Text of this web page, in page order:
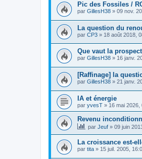
Pic des Fossiles /
par GillesH38 » 09 nov.
La question du
par CP3 » 18 août 2018,
Que vaut la
par GillesH38 » 16 janv.
[Raffinage] la
par GillesH38 » 21 janv.
IA et énergie
par yvesT » 16 mai 2026,
Revenu
par Jeuf » 09 juin
La croissance est-
par tita » 15 juil. 2005,